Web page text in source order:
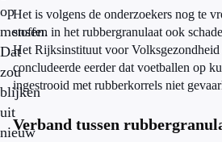
op
mensen.
Dat
zou
blijken
uit
nieuw
Het is volgens de onderzoekers nog te
stoffen in het rubbergranulaat ook
Het Rijksinstituut voor
concludeerde eerder dat voetballen op
ingestrooid met rubberkorrels niet
Verband tussen